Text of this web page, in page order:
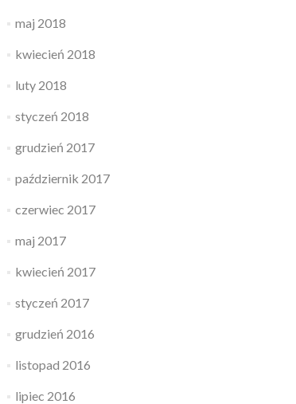
maj 2018
kwiecień 2018
luty 2018
styczeń 2018
grudzień 2017
październik 2017
czerwiec 2017
maj 2017
kwiecień 2017
styczeń 2017
grudzień 2016
listopad 2016
lipiec 2016